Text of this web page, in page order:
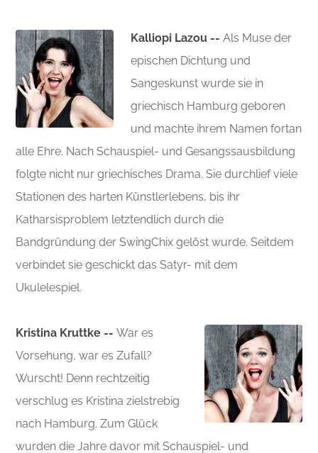
Kalliopi Lazou -- Als Muse der
epischen Dichtung und
Sangeskunst wurde sie in
griechisch Hamburg geboren
und machte ihrem Namen fortan
alle Ehre. Nach Schauspiel- und Gesangssausbildung
folgte nicht nur griechisches Drama. Sie durchlief viele
Stationen des harten Künstlerlebens, bis ihr
Katharsisproblem letztendlich durch die
Bandgründung der SwingChix gelöst wurde. Seitdem
verbindet sie geschickt das Satyr- mit dem
Ukulelespiel.
Kristina Kruttke --War es
Vorsehung, war es Zufall?
Wurscht! Denn rechtzeitig
verschlug es Kristina zielstrebig
nach Hamburg. Zum Glück
wurden die Jahre davor mit Schauspiel- und